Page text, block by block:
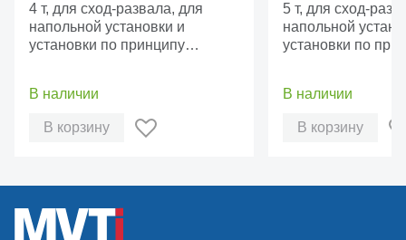
подъемник Sivik ПГН-8140Т
4 т, для сход-развала, для
напольной установки и
установки по принципу
В наличии
В корзину
подъемник Sivik
5 т, для сход-
напольной
установки по
В наличии
В корзину